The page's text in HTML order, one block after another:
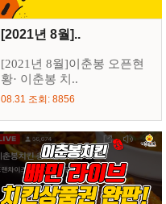
[2021년 8월]..
[2021년 8월]이춘봉 오픈현
황· 이춘봉 치..
08.31 조회: 8856